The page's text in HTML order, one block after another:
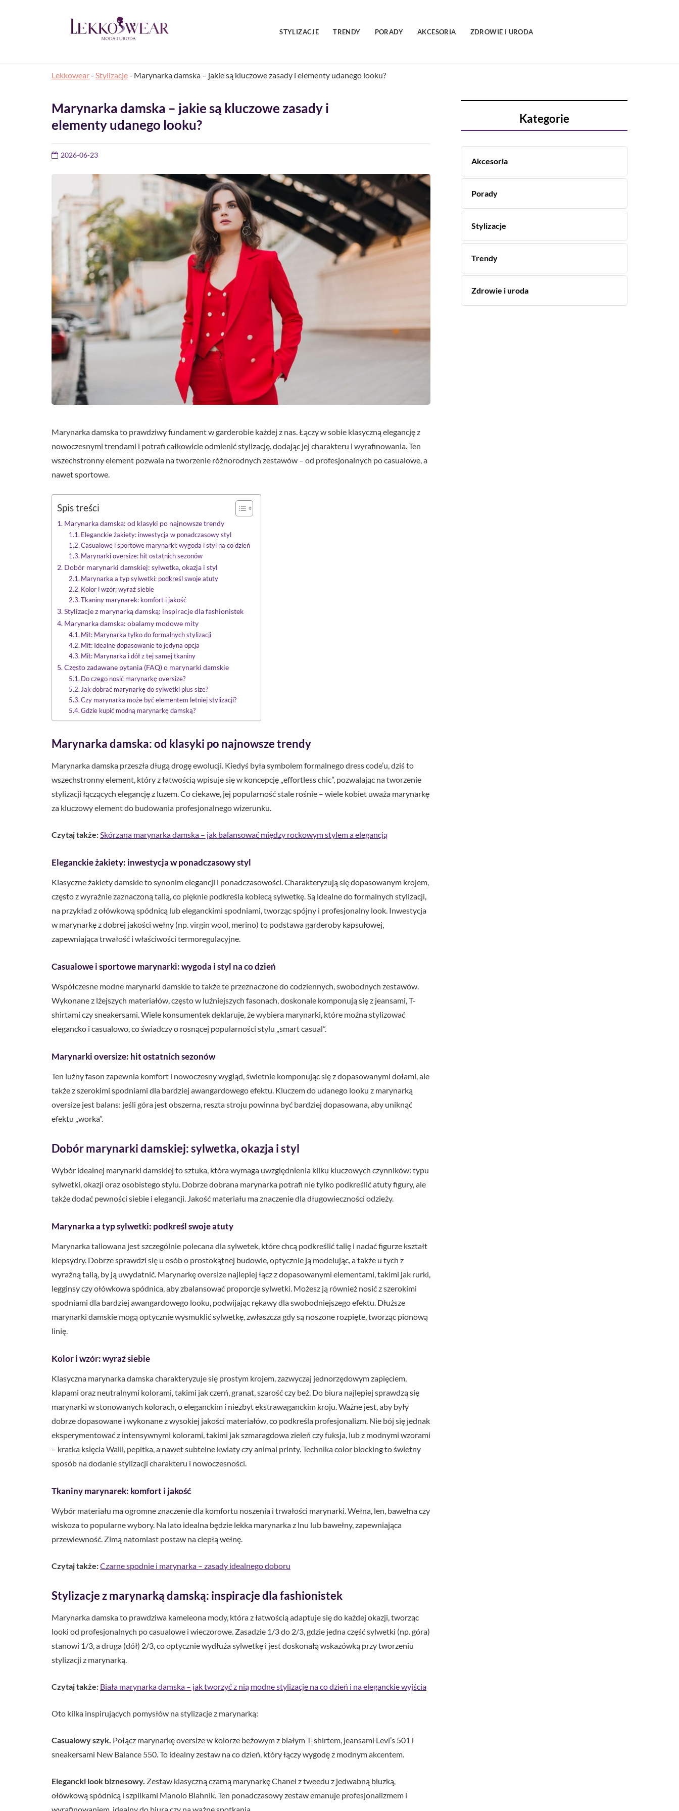
STYLIZACJE TRENDY PORADY AKCESORIA ZDROWIE I URODA
Lekkowear- Stylizacje- Marynarka damska – jakie są kluczowe zasady i elementy udanego looku?
Marynarka damska – jakie są kluczowe zasady i
elementy udanego looku?
2026-06-23
Marynarka damska to prawdziwy fundament w garderobie każdej z nas. Łączy w sobie klasyczną elegancję z
nowoczesnymi trendami i potrafi całkowicie odmienić stylizację, dodając jej charakteru i wyrafinowania. Ten
wszechstronny element pozwala na tworzenie różnorodnych zestawów – od profesjonalnych po casualowe, a
nawet sportowe.
Spis treści
Marynarka damska: od klasyki po najnowsze trendy
Eleganckie żakiety: inwestycja w ponadczasowy styl
Casualowe i sportowe marynarki: wygoda i styl na co dzień
Marynarki oversize: hit ostatnich sezonów
Dobór marynarki damskiej: sylwetka, okazja i styl
Marynarka a typ sylwetki: podkreśl swoje atuty
Kolor i wzór: wyraź siebie
Tkaniny marynarek: komfort i jakość
Stylizacje z marynarką damską: inspiracje dla fashionistek
Marynarka damska: obalamy modowe mity
Mit: Marynarka tylko do formalnych stylizacji
Mit: Idealne dopasowanie to jedyna opcja
Mit: Marynarka i dół z tej samej tkaniny
Często zadawane pytania (FAQ) o marynarki damskie
Do czego nosić marynarkę oversize?
Jak dobrać marynarkę do sylwetki plus size?
Czy marynarka może być elementem letniej stylizacji?
Gdzie kupić modną marynarkę damską?
Marynarka damska: od klasyki po najnowsze trendy
Marynarka damska przeszła długą drogę ewolucji. Kiedyś była symbolem formalnego dress code’u, dziś to
wszechstronny element, który z łatwością wpisuje się w koncepcję „effortless chic”, pozwalając na tworzenie
stylizacji łączących elegancję z luzem. Co ciekawe, jej popularność stale rośnie – wiele kobiet uważa marynarkę
za kluczowy element do budowania profesjonalnego wizerunku.
Czytaj także: Skórzana marynarka damska – jak balansować między rockowym stylem a elegancją
Eleganckie żakiety: inwestycja w ponadczasowy styl
Klasyczne żakiety damskie to synonim elegancji i ponadczasowości. Charakteryzują się dopasowanym krojem,
często z wyraźnie zaznaczoną talią, co pięknie podkreśla kobiecą sylwetkę. Są idealne do formalnych stylizacji,
na przykład z ołówkową spódnicą lub eleganckimi spodniami, tworząc spójny i profesjonalny look. Inwestycja
w marynarkę z dobrej jakości wełny (np. virgin wool, merino) to podstawa garderoby kapsułowej,
zapewniająca trwałość i właściwości termoregulacyjne.
Casualowe i sportowe marynarki: wygoda i styl na co dzień
Współczesne modne marynarki damskie to także te przeznaczone do codziennych, swobodnych zestawów.
Wykonane z lżejszych materiałów, często w luźniejszych fasonach, doskonale komponują się z jeansami, T-
shirtami czy sneakersami. Wiele konsumentek deklaruje, że wybiera marynarki, które można stylizować
elegancko i casualowo, co świadczy o rosnącej popularności stylu „smart casual”.
Marynarki oversize: hit ostatnich sezonów
Ten luźny fason zapewnia komfort i nowoczesny wygląd, świetnie komponując się z dopasowanymi dołami, ale
także z szerokimi spodniami dla bardziej awangardowego efektu. Kluczem do udanego looku z marynarką
oversize jest balans: jeśli góra jest obszerna, reszta stroju powinna być bardziej dopasowana, aby uniknąć
efektu „worka”.
Dobór marynarki damskiej: sylwetka, okazja i styl
Wybór idealnej marynarki damskiej to sztuka, która wymaga uwzględnienia kilku kluczowych czynników: typu
sylwetki, okazji oraz osobistego stylu. Dobrze dobrana marynarka potrafi nie tylko podkreślić atuty figury, ale
także dodać pewności siebie i elegancji. Jakość materiału ma znaczenie dla długowieczności odzieży.
Marynarka a typ sylwetki: podkreśl swoje atuty
Marynarka taliowana jest szczególnie polecana dla sylwetek, które chcą podkreślić talię i nadać figurze kształt
klepsydry. Dobrze sprawdzi się u osób o prostokątnej budowie, optycznie ją modelując, a także u tych z
wyraźną talią, by ją uwydatnić. Marynarkę oversize najlepiej łącz z dopasowanymi elementami, takimi jak rurki,
legginsy czy ołówkowa spódnica, aby zbalansować proporcje sylwetki. Możesz ją również nosić z szerokimi
spodniami dla bardziej awangardowego looku, podwijając rękawy dla swobodniejszego efektu. Dłuższe
marynarki damskie mogą optycznie wysmuklić sylwetkę, zwłaszcza gdy są noszone rozpięte, tworząc pionową
linię.
Kolor i wzór: wyraź siebie
Klasyczna marynarka damska charakteryzuje się prostym krojem, zazwyczaj jednorzędowym zapięciem,
klapami oraz neutralnymi kolorami, takimi jak czerń, granat, szarość czy beż. Do biura najlepiej sprawdzą się
marynarki w stonowanych kolorach, o eleganckim i niezbyt ekstrawaganckim kroju. Ważne jest, aby były
dobrze dopasowane i wykonane z wysokiej jakości materiałów, co podkreśla profesjonalizm. Nie bój się jednak
eksperymentować z intensywnymi kolorami, takimi jak szmaragdowa zieleń czy fuksja, lub z modnymi wzorami
– kratka księcia Walii, pepitka, a nawet subtelne kwiaty czy animal printy. Technika color blocking to świetny
sposób na dodanie stylizacji charakteru i nowoczesności.
Tkaniny marynarek: komfort i jakość
Wybór materiału ma ogromne znaczenie dla komfortu noszenia i trwałości marynarki. Wełna, len, bawełna czy
wiskoza to popularne wybory. Na lato idealna będzie lekka marynarka z lnu lub bawełny, zapewniająca
przewiewność. Zimą natomiast postaw na ciepłą wełnę.
Czytaj także:Czarne spodnie i marynarka – zasady idealnego doboru
Stylizacje z marynarką damską: inspiracje dla fashionistek
Marynarka damska to prawdziwa kameleona mody, która z łatwością adaptuje się do każdej okazji, tworząc
looki od profesjonalnych po casualowe i wieczorowe. Zasadzie 1/3 do 2/3, gdzie jedna część sylwetki (np. góra)
stanowi 1/3, a druga (dół) 2/3, co optycznie wydłuża sylwetkę i jest doskonałą wskazówką przy tworzeniu
stylizacji z marynarką.
Czytaj także: Biała marynarka damska – jak tworzyć z nią modne stylizacje na co dzień i na eleganckie wyjścia
Oto kilka inspirujących pomysłów na stylizacje z marynarką:
Casualowy szyk. Połącz marynarkę oversize w kolorze beżowym z białym T-shirtem, jeansami Levi’s 501 i
sneakersami New Balance 550. To idealny zestaw na co dzień, który łączy wygodę z modnym akcentem.
Elegancki look biznesowy. Zestaw klasyczną czarną marynarkę Chanel z tweedu z jedwabną bluzką,
ołówkową spódnicą i szpilkami Manolo Blahnik. Ten ponadczasowy zestaw emanuje profesjonalizmem i
wyrafinowaniem, idealny do biura czy na ważne spotkania.
Kategorie
Akcesoria
Porady
Stylizacje
Trendy
Zdrowie i uroda